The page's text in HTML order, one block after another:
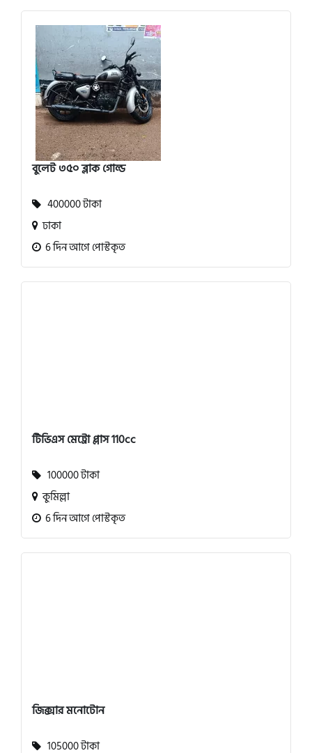
বুলেট ৩৫০ ব্লাক গোল্ড
400000 টাকা
ঢাকা
6 দিন আগে পোস্টকৃত
টিভিএস মেট্রো প্লাস 110cc
100000 টাকা
কুমিল্লা
6 দিন আগে পোস্টকৃত
জিক্সার মনোটোন
105000 টাকা